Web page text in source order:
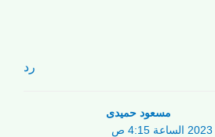
رد
مسعود حمیدی